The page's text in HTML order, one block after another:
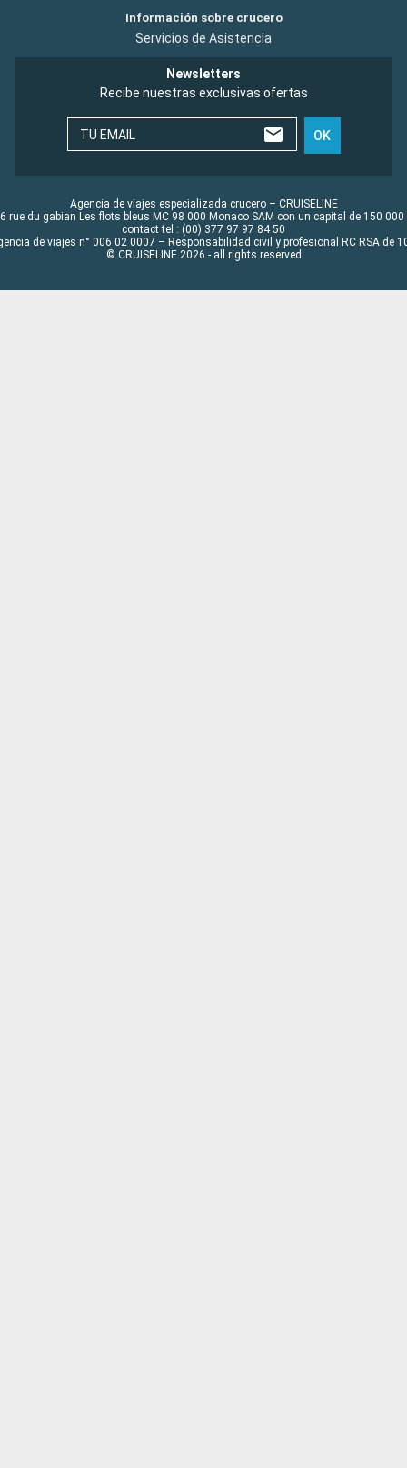
Información sobre crucero
Servicios de Asistencia
Newsletters
Recibe nuestras exclusivas ofertas
TU EMAIL OK
Agencia de viajes especializada crucero – CRUISELINE
rue du gabian Les flots bleus MC 98 000 Monaco SAM con un capital de 150 000
contact tel : (00) 377 97 97 84 50
de viajes n° 006 02 0007 – Responsabilidad civil y profesional RC RSA de
© CRUISELINE 2026 - all rights reserved